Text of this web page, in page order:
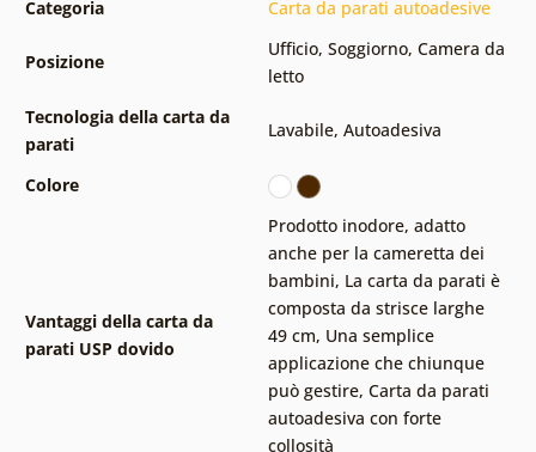
Categoria Carta da parati autoadesive
Posizione
Ufficio, Soggiorno, Camera da
letto
Tecnologia della carta da
parati
Lavabile, Autoadesiva
Colore
Vantaggi della carta da
parati USP dovido
Prodotto inodore, adatto
anche per la cameretta dei
bambini, La carta da parati è
composta da strisce larghe
49 cm, Una semplice
applicazione che chiunque
può gestire, Carta da parati
autoadesiva con forte
collosità